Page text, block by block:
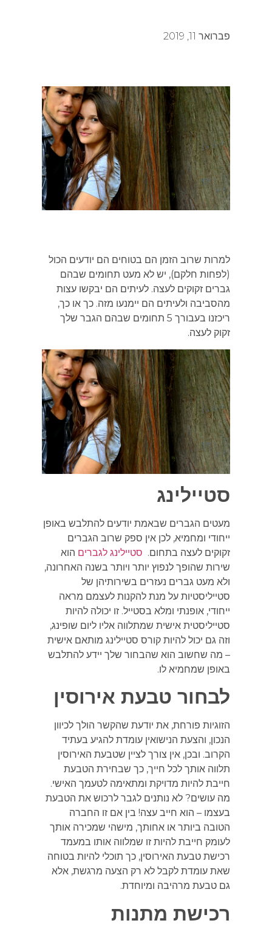
פברואר 11, 2019
למרות שרוב הזמן הם בטוחים הם יודעים הכול
(לפחות חלקם), יש לא מעט תחומים שבהם
גברים זקוקים לעצה. לעיתים הם יבקשו עצות
מהסביבה ולעיתים הם יימנעו מזה. כך או כך,
ריכזנו בעבורך 5 תחומים שבהם הגבר שלך
זקוק לעצה.
סטיילינג
מעטים הגברים שבאמת יודעים להתלבש באופן
ייחודי ומחמיא, לכן אין ספק שרוב הגברים
זקוקים לעצה בתחום.סטיילינג לגבריםהוא
שירות שהופך לנפוץ יותר ויותר בשנה האחרונה,
ולא מעט גברים נעזרים בשירותיהן של
סטייליסטיות על מנת להקנות לעצמם מראה
ייחודי, אופנתי ומלא בסטייל. זו יכולה להיות
סטייליסטית אישית שמתלווה אליו ליום שופינג,
וזה גם יכול להיות קורס סטיילינג מותאם אישית
– מה שחשוב הוא שהבחור שלך יידע להתלבש
באופן שמחמיא לו.
לבחור טבעת אירוסין
הזוגיות פורחת, את יודעת שהקשר הולך לכיוון
הנכון, והצעת הנישואין עומדת להגיע בעתיד
הקרוב. ובכן, אין צורך לציין שטבעת האירוסין
תלווה אותך לכל חייך, כך שבחירת הטבעת
חייבת להיות מדויקת ומתאימה לטעמך האישי.
מה עושים? לא נותנים לגבר לרכוש את הטבעת
בעצמו – הוא חייב עצה! בין אם זו החברה
הטובה ביותר או אחותך, מישהי שמכירה אותך
לעומק חייבת להיות זו שמלווה אותו במעמד
רכישת טבעת האירוסין, כך תוכלי להיות בטוחה
שאת עומדת לקבל לא רק הצעה מרגשת, אלא
גם טבעת מרהיבה ומיוחדת.
רכישת מתנות